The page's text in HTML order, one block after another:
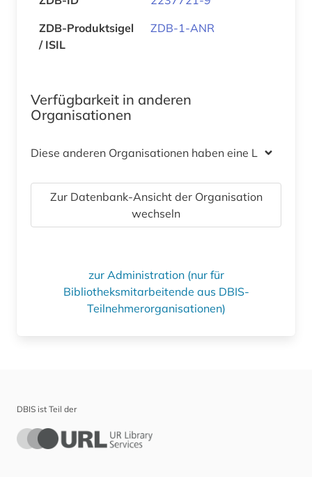
ZDB-Produktsigel
/ ISIL
ZDB-1-ANR
Verfügbarkeit in anderen
Organisationen
Diese anderen Organisationen haben eine Lizenz
Zur Datenbank-Ansicht der Organisation
wechseln
zur Administration (nur für
Bibliotheksmitarbeitende aus DBIS-
Teilnehmerorganisationen)
DBIS ist Teil der